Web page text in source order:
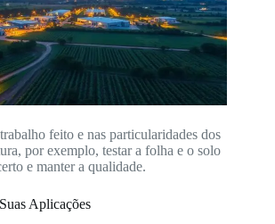
feito e nas particularidades dos
por exemplo, testar a folha e o solo
e manter a qualidade.
Aplicações